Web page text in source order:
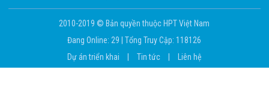
2010-2019 © Bản quyền thuộc HPT Việt Nam
Đang Online: 29 |Tổng Truy Cập: 118126
Dự án triển khai
Tin tức Liên hệ